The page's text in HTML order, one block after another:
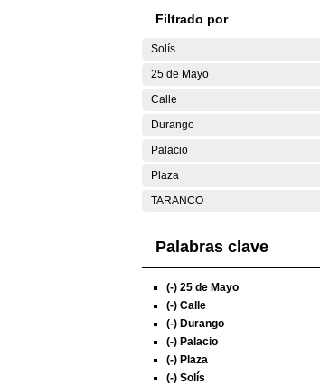
Filtrado por
Solís
25 de Mayo
Calle
Durango
Palacio
Plaza
TARANCO
Palabras clave
(-) 25 de Mayo
(-) Calle
(-) Durango
(-) Palacio
(-) Plaza
(-) Solís